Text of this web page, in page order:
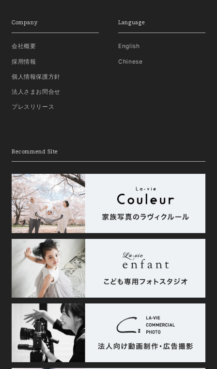
Company
会社概要
採用情報
個人情報保護方針
法人さまお問合せ
プレスリリース
Language
English
Chinese
Recommend Site